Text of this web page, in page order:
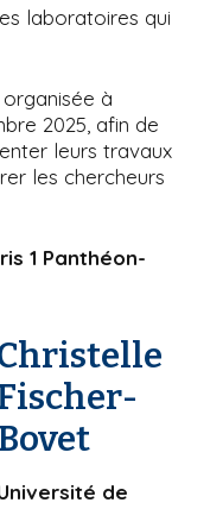
laboratoires qui
à
2025, afin de
leurs travaux
les chercheurs
1 Panthéon-
de